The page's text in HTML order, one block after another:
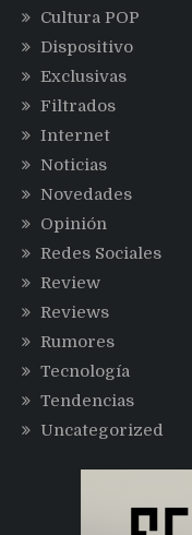
Cultura POP
Dispositivo
Exclusivas
Filtrados
Internet
Noticias
Novedades
Opinión
Redes Sociales
Review
Reviews
Rumores
Tecnología
Tendencias
Uncategorized